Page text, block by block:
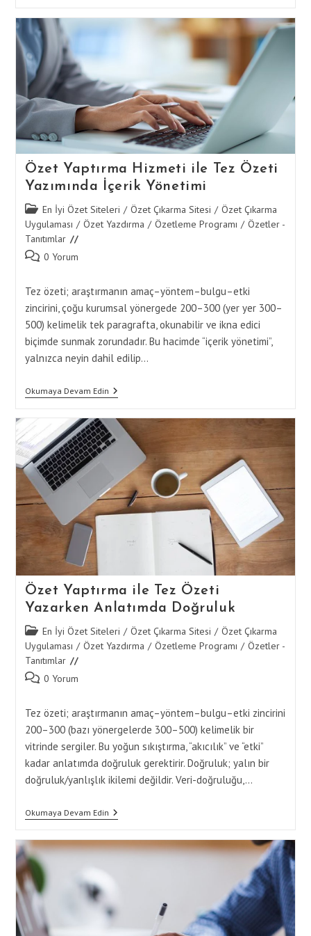
Özet
Özet Yaptırma Hizmeti ile Tez Özeti
Yazımında İçerik Yönetimi
Post
category:
En İyi Özet Siteleri / Özet Çıkarma Sitesi / Özet Çıkarma
Uygulaması / Özet Yazdırma / Özetleme Programı / Özetler -
Tanıtımlar
Post 0 Yorum
Tez özeti; araştırmanın amaç–yöntem–bulgu–etki
zincirini, çoğu kurumsal yönergede 200–300 (yer yer 300–
500) kelimelik tek paragrafta, okunabilir ve ikna edici
biçimde sunmak zorundadır. Bu hacimde “içerik yönetimi”,
yalnızca neyin dahil edilip…
Okumaya Devam EdinÖzet
Yaptırma
Ile
Tez
Özeti
Yazımında
İçerik
Yönetimi
Özet Yaptırma ile Tez Özeti
Yazarken Anlatımda Doğruluk
Post
category:
En İyi Özet Siteleri / Özet Çıkarma Sitesi / Özet Çıkarma
Uygulaması / Özet Yazdırma / Özetleme Programı / Özetler -
Tanıtımlar
Post 0 Yorum
Tez özeti; araştırmanın amaç–yöntem–bulgu–etki zincirini
200–300 (bazı yönergelerde 300–500) kelimelik bir
vitrinde sergiler. Bu yoğun sıkıştırma, “akıcılık” ve “etki”
kadar anlatımda doğruluk gerektirir. Doğruluk; yalın bir
doğruluk/yanlışlık ikilemi değildir. Veri-doğruluğu,…
Okumaya Devam EdinÖzet
Yaptırma
Tez
Özeti